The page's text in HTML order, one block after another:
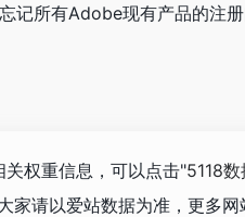
所有Adobe现有产品的注册
权重信息，可以点击"5118数
家请以爱站数据为准，更多网